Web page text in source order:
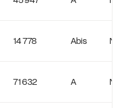
14 778 Abis
71 632 A